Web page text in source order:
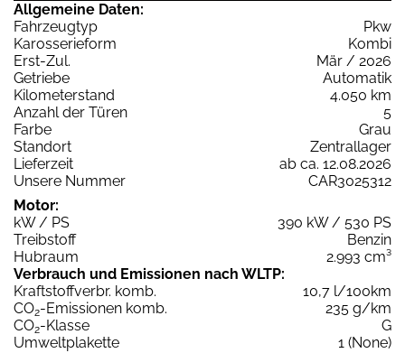
Allgemeine Daten:
Fahrzeugtyp
Pkw
Karosserieform
Kombi
Erst-Zul.
Mär / 2026
Getriebe
Automatik
Kilometerstand
4.050 km
Anzahl der Türen
5
Farbe
Grau
Standort
Zentrallager
Lieferzeit
ab ca. 12.08.2026
Unsere Nummer
CAR3025312
Motor:
kW / PS
390 kW / 530 PS
Treibstoff
Benzin
Hubraum
2.993 cm³
Verbrauch und Emissionen nach WLTP:
Kraftstoffverbr. komb.
10,7 l/100km
CO2-Emissionen komb.
235 g/km
CO2-Klasse
G
Umweltplakette
1 (None)